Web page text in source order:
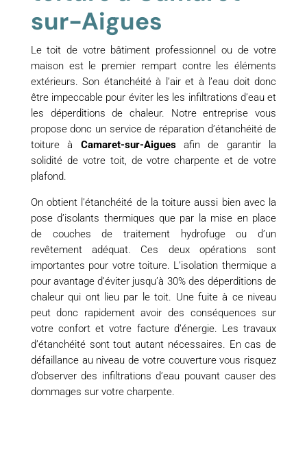
sur-Aigues
Le toit de votre bâtiment professionnel ou de votre
maison est le premier rempart contre les éléments
extérieurs. Son étanchéité à l’air et à l’eau doit donc
être impeccable pour éviter les les infiltrations d’eau et
les déperditions de chaleur. Notre entreprise vous
propose donc un service de réparation d’étanchéité de
toiture à Camaret-sur-Aiguesafin de garantir la
solidité de votre toit, de votre charpente et de votre
plafond.
On obtient l’étanchéité de la toiture aussi bien avec la
pose d’isolants thermiques que par la mise en place
de couches de traitement hydrofuge ou d’un
revêtement adéquat. Ces deux opérations sont
importantes pour votre toiture. L’isolation thermique a
pour avantage d’éviter jusqu’à 30% des déperditions de
chaleur qui ont lieu par le toit. Une fuite à ce niveau
peut donc rapidement avoir des conséquences sur
votre confort et votre facture d’énergie. Les travaux
d’étanchéité sont tout autant nécessaires. En cas de
défaillance au niveau de votre couverture vous risquez
d’observer des infiltrations d’eau pouvant causer des
dommages sur votre charpente.